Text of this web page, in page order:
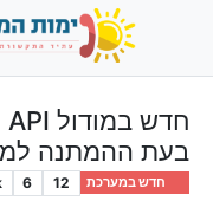
בעת ההמתנה
חדש במערכת 12
6